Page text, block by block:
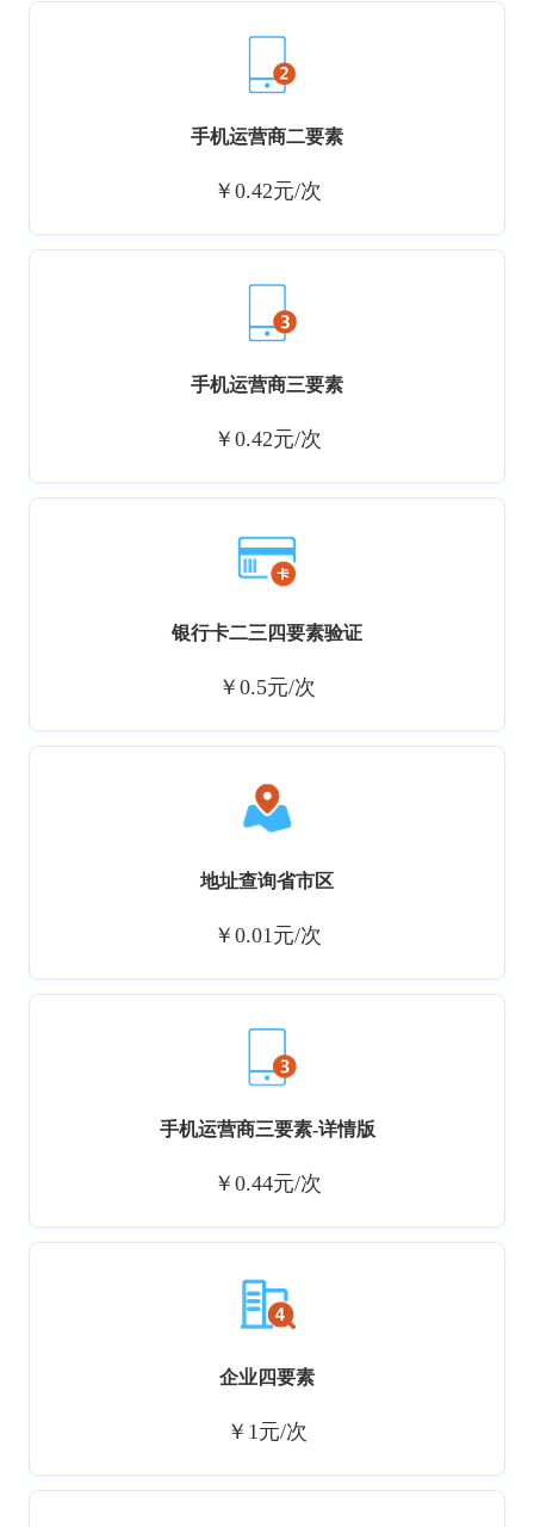
手机运营商二要素
￥0.42元/次
手机运营商三要素
￥0.42元/次
银行卡二三四要素验证
￥0.5元/次
地址查询省市区
￥0.01元/次
手机运营商三要素-详情版
￥0.44元/次
企业四要素
￥1元/次